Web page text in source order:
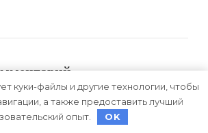
комментария вам необходимо
куки-файлы и другие технологии, чтобы
а также предоставить лучший
опыт.
OK